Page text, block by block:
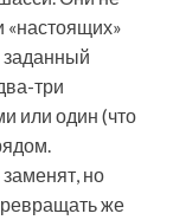
«настоящих»
заданный
три
или один (что
но
же